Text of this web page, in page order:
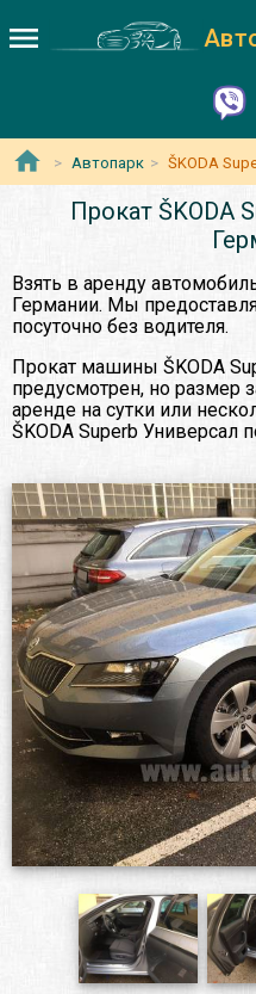
Автопарк ŠKODA
Прокат ŠKODA
Взять в аренду
Германии. Мы
посуточно без водителя.
Прокат машины ŠKODA
предусмотрен, но размер
аренде на сутки или
ŠKODA Superb Универсал